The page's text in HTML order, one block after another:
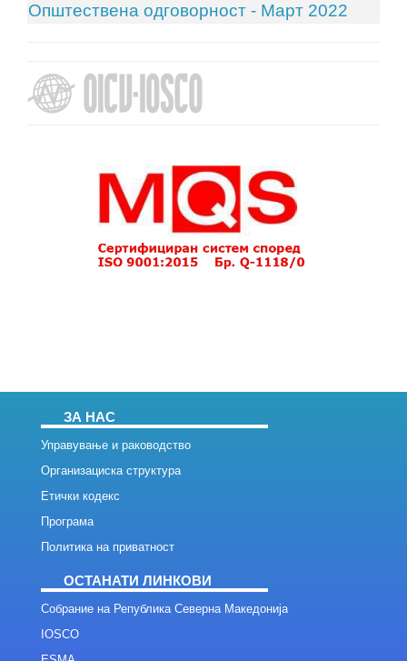
Општествена одговорност - Март 2022
ЗА НАС
Управување и раководство
Организациска структура
Етички кодекс
Програма
Политика на приватност
ОСТАНАТИ ЛИНКОВИ
Собрание на Република Северна Македонија
IOSCO